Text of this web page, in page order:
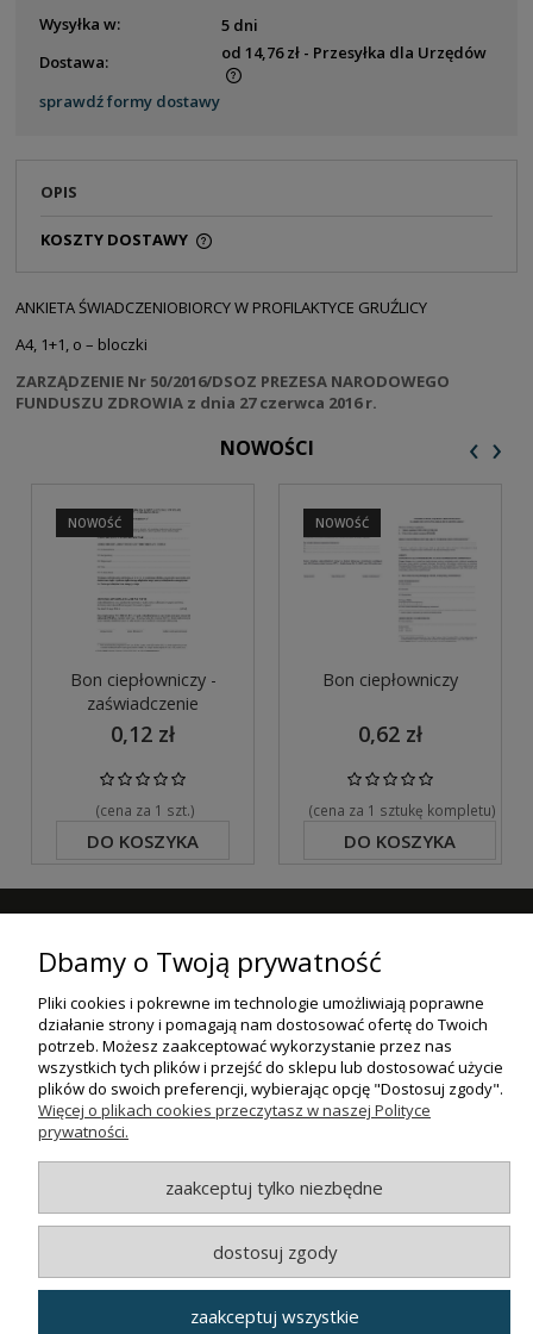
Wysyłka w:
5 dni
Dostawa:
od 14,76 zł - Przesyłka dla Urzędów
Cena nie zawiera ewentualnych kosztów płatności
sprawdź formy dostawy
OPIS
KOSZTY DOSTAWY
ANKIETA ŚWIADCZENIOBIORCY W PROFILAKTYCE GRUŹLICY
A4, 1+1, o – bloczki
ZARZĄDZENIE Nr 50/2016/DSOZ PREZESA NARODOWEGO
FUNDUSZU ZDROWIA z dnia 27 czerwca 2016 r.
NOWOŚCI
Bon ciepłowniczy -
zaświadczenie
0,12 zł
(cena za 1 szt.)
DO KOSZYKA
NOWOŚĆ
Bon ciepłowniczy
0,62 zł
(cena za 1 sztukę kompletu)
DO KOSZYKA
NOWOŚĆ
‹ ›
ZAKUPY
POMOC
INFORMACJE
Wszystkie prawa zastrzeżone.
Dbamy o Twoją prywatność
Pliki cookies i pokrewne im technologie umożliwiają poprawne
działanie strony i pomagają nam dostosować ofertę do Twoich
potrzeb. Możesz zaakceptować wykorzystanie przez nas
wszystkich tych plików i przejść do sklepu lub dostosować użycie
plików do swoich preferencji, wybierając opcję "Dostosuj zgody".
Więcej o plikach cookies przeczytasz w naszej Polityce
prywatności.
zaakceptuj tylko niezbędne
dostosuj zgody
zaakceptuj wszystkie